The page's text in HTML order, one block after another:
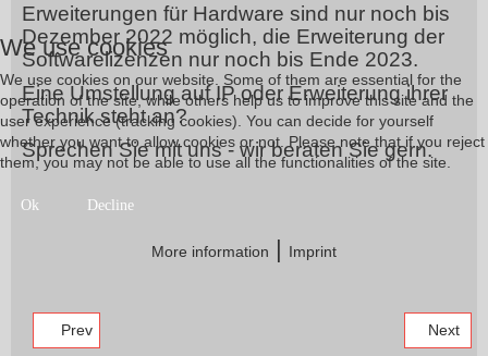
Erweiterungen für Hardware sind nur noch bis
Dezember 2022 möglich, die Erweiterung der
Softwarelizenzen nur noch bis Ende 2023.
Eine Umstellung auf IP oder Erweiterung ihrer
Technik steht an?
Sprechen Sie mit uns - wir beraten Sie gern.
Prev Next
We use cookies
We use cookies on our website. Some of them are essential for the
operation of the site, while others help us to improve this site and the
user experience (tracking cookies). You can decide for yourself
whether you want to allow cookies or not. Please note that if you reject
them, you may not be able to use all the functionalities of the site.
Ok Decline
More information | Imprint